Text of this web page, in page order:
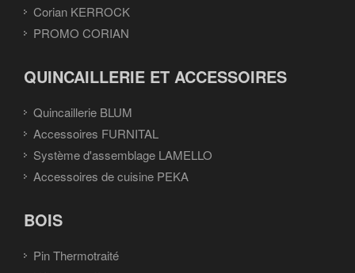
Corian KERROCK
PROMO CORIAN
QUINCAILLERIE ET ACCESSOIRES
Quincaillerie BLUM
Accessoires FURNITAL
Système d'assemblage LAMELLO
Accessoires de cuisine PEKA
BOIS
Pin Thermotraité